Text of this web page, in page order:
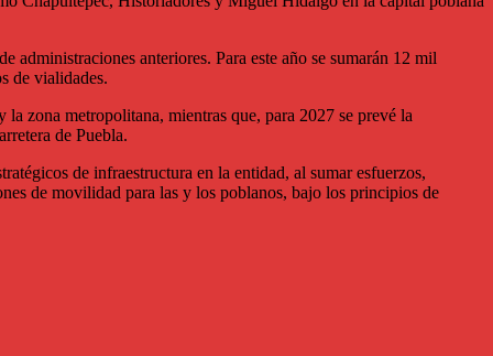
anteriores. Para este año se sumarán 12 mil
de vialidades.
zona metropolitana, mientras que, para 2027 se prevé la
de Puebla.
de infraestructura en la entidad, al sumar esfuerzos,
de movilidad para las y los poblanos, bajo los principios de